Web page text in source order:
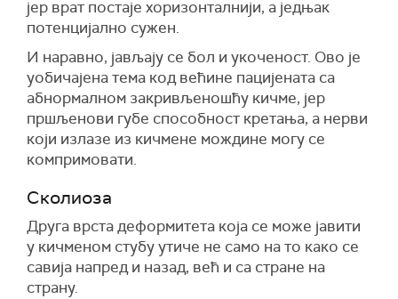
јер врат постаје хоризонталнији, а једњак
потенцијално сужен.
И наравно, јављају се бол и укоченост. Ово је
уобичајена тема код већине пацијената са
абнормалном закривљеношћу кичме, јер
пршљенови губе способност кретања, а нерви
који излазе из кичмене мождине могу се
компримовати.
Сколиоза
Друга врста деформитета која се може јавити
у кичменом стубу утиче не само на то како се
савија напред и назад, већ и са стране на
страну.